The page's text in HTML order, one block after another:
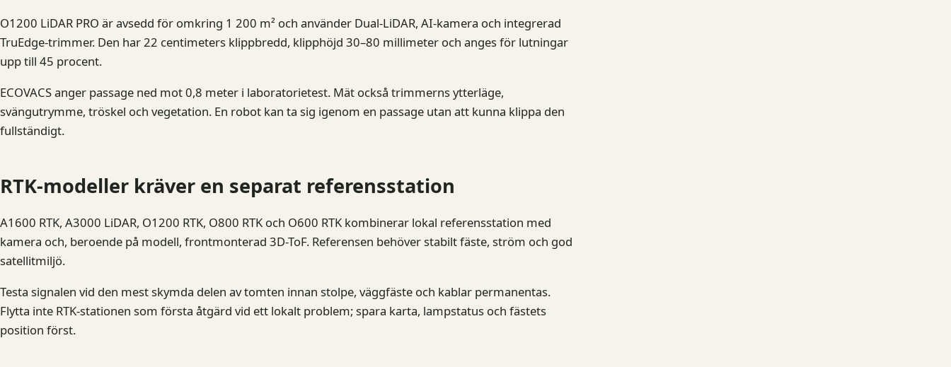
O1200 LiDAR PRO är avsedd för omkring 1 200 m² och använder Dual-LiDAR, AI-kamera och integrerad
TruEdge-trimmer. Den har 22 centimeters klippbredd, klipphöjd 30–80 millimeter och anges för lutningar
upp till 45 procent.
ECOVACS anger passage ned mot 0,8 meter i laboratorietest. Mät också trimmerns ytterläge,
svängutrymme, tröskel och vegetation. En robot kan ta sig igenom en passage utan att kunna klippa den
fullständigt.
RTK-modeller kräver en separat referensstation
A1600 RTK, A3000 LiDAR, O1200 RTK, O800 RTK och O600 RTK kombinerar lokal referensstation med
kamera och, beroende på modell, frontmonterad 3D-ToF. Referensen behöver stabilt fäste, ström och god
satellitmiljö.
Testa signalen vid den mest skymda delen av tomten innan stolpe, väggfäste och kablar permanentas.
Flytta inte RTK-stationen som första åtgärd vid ett lokalt problem; spara karta, lampstatus och fästets
position först.